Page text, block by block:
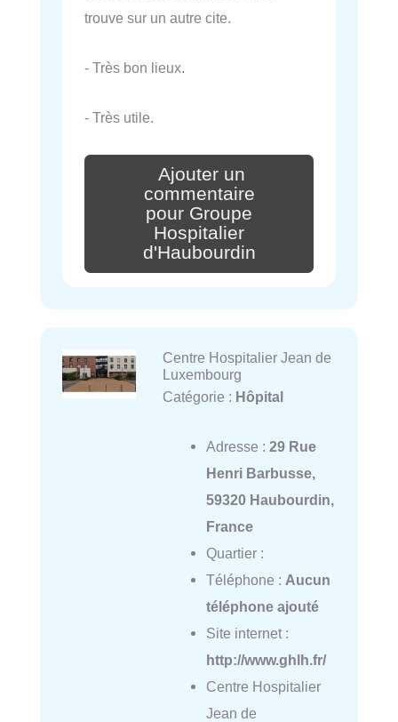
trouve sur un autre cite.
- Très bon lieux.
- Très utile.
Ajouter un
commentaire
pour Groupe
Hospitalier
d'Haubourdin
Centre Hospitalier Jean de
Luxembourg
Catégorie : Hôpital
Adresse : 29 Rue
Henri Barbusse,
59320 Haubourdin,
France
Quartier :
Téléphone : Aucun
téléphone ajouté
Site internet :
http://www.ghlh.fr/
Centre Hospitalier
Jean de